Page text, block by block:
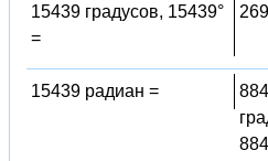
15439 градусов, 15439°
=
15439 радиан =